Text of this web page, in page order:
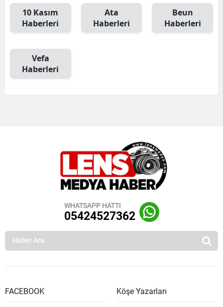
10 Kasım
Haberleri
Ata
Haberleri
Beun
Haberleri
Vefa
Haberleri
WHATSAPP HATTI
05424527362
FACEBOOK Köşe Yazarları